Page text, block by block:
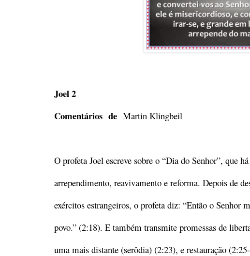
Joel 2
Comentários de Martin Klingbeil
O profeta Joel escreve sobre o “Dia do Senhor”, que
arrependimento, reavivamento e reforma. Depois de
exércitos estrangeiros, o profeta diz: “Então o Senhor
povo.” (2:18). E também transmite promessas de
uma mais distante (serôdia) (2:23), e restauração